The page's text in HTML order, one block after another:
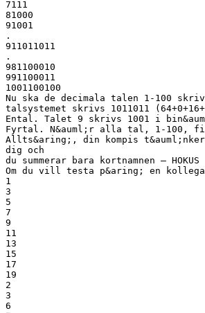
7111
81000
91001
.
911011011
.
981100010
991100011
1001100100
Nu ska de decimala talen 1-100
talsystemet skrivs 1011011
Ental. Talet 9 skrivs 1001 i
Fyrtal. N&auml;r alla tal, 1-100,
Allts&aring;, din kompis
dig och
du summerar bara kortnamnen – HOKUS
Om du vill testa p&aring; en
1
3
5
7
9
11
13
15
17
19
2
3
6